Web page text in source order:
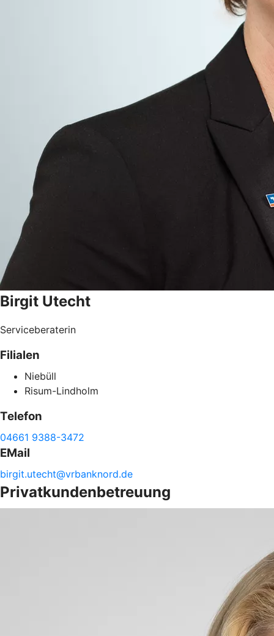
Birgit Utecht
Serviceberaterin
Filialen
Niebüll
Risum-Lindholm
Telefon
04661 9388-3472
EMail
birgit.utecht@vrbanknord.de
Privatkundenbetreuung